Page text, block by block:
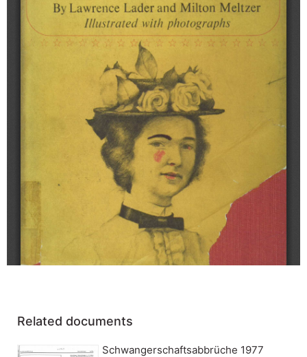
Related documents
Schwangerschaftsabbrüche 1977